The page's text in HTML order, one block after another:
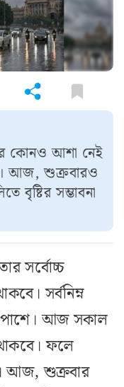
কোনও আশা নেই
আজ, শুক্রবারও
সম্ভাবনা
সর্বোচ্চ
সর্বনিম্ন
আজ সকাল
ফলে
আজ, শুক্রবার